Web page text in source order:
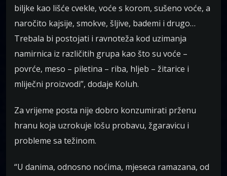
biljke kao lišće cvekle, voće s korom, sušeno voće, a
naročito kajsije, smokve, šljive, bademi i drugo…
Trebala bi postojati i ravnoteža kod uzimanja
namirnica iz različitih grupa kao što su voće –
povrće, meso – piletina – riba, hljeb – žitarice i
mliječni proizvodi”, dodaje Koluh.
Za vrijeme posta nije dobro konzumirati prženu
hranu koja uzrokuje lošu probavu, žgaravicu i
probleme sa težinom.
“U danima, odnosno noćima, mjeseca ramazana, od